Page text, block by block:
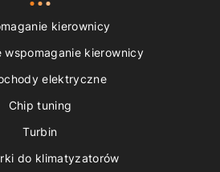
kierownicy
wspomaganie kierownicy
elektryczne
Chip tuning
Turbin
do klimatyzatorów